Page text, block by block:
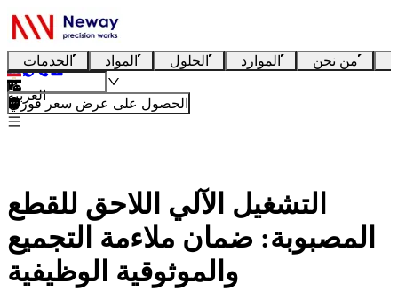
الخدمات المواد الحلول الموارد من نحن
العربية
الحصول على عرض سعر فوري
التشغيل الآلي اللاحق للقطع
المصبوبة: ضمان ملاءمة التجميع
والموثوقية الوظيفية